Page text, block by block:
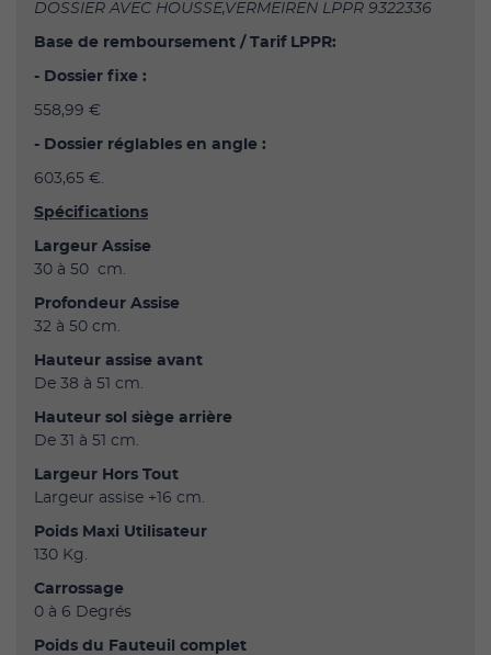
DOSSIER AVEC HOUSSE,VERMEIREN LPPR 9322336
Base de remboursement / Tarif LPPR:
- Dossier fixe :
558,99 €
- Dossier réglables en angle :
603,65 €.
Spécifications
Largeur Assise
30 à 50 cm.
Profondeur Assise
32 à 50 cm.
Hauteur assise avant
De 38 à 51 cm.
Hauteur sol siège arrière
De 31 à 51 cm.
Largeur Hors Tout
Largeur assise +16 cm.
Poids Maxi Utilisateur
130 Kg.
Carrossage
0 à 6 Degrés
Poids du Fauteuil complet